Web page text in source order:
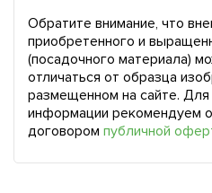
Обратите внимание, что
приобретенного и
(посадочного материала)
отличаться от образца
размещенном на сайте.
информации рекомендуем
договором публичной